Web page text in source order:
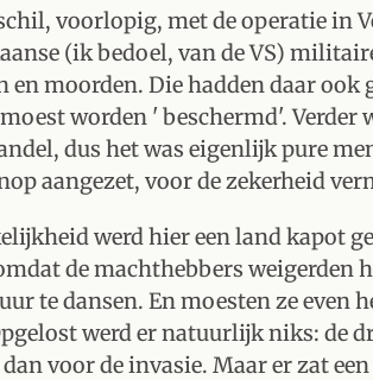
voorlopig, met de operatie in
(ik bedoel, van de VS)
en moorden. Die hadden daar
worden ' beschermd'. Verder
dus het was eigenlijk pure
aangezet, voor de zekerheid
werd hier een land kapot
de machthebbers weigerden
te dansen. En moesten ze even
werd er natuurlijk niks: de
voor de invasie. Maar er zat